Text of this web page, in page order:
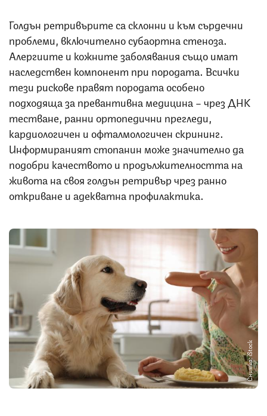
Голдън ретривърите са склонни и към сърдечни
проблеми, включително субаортна стеноза.
Алергиите и кожните заболявания също имат
наследствен компонент при породата. Всички
тези рискове правят породата особено
подходяща за превантивна медицина – чрез ДНК
тестване, ранни ортопедични прегледи,
кардиологичен и офталмологичен скрининг.
Информираният стопанин може значително да
подобри качеството и продължителността на
живота на своя голдън ретривър чрез ранно
откриване и адекватна профилактика.
Снимка: iStock